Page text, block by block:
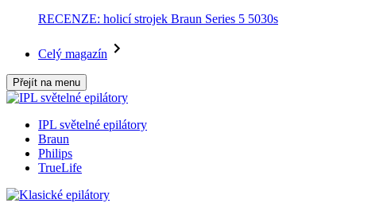
RECENZE: holicí strojek Braun Series 5 5030s
Celý magazín
Přejít na menu
IPL světelné epilátory
Braun
Philips
TrueLife